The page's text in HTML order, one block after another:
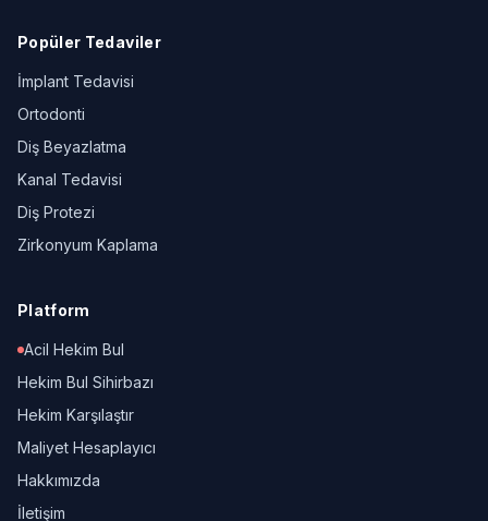
Popüler Tedaviler
İmplant Tedavisi
Ortodonti
Diş Beyazlatma
Kanal Tedavisi
Diş Protezi
Zirkonyum Kaplama
Platform
Acil Hekim Bul
Hekim Bul Sihirbazı
Hekim Karşılaştır
Maliyet Hesaplayıcı
Hakkımızda
İletişim